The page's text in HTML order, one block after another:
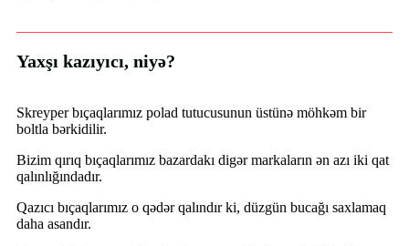
Yaxşı kazıyıcı, niyə?
Skreyper bıçaqlarımız polad tutucusunun üstünə möhkəm bir
boltla bərkidilir.
Bizim qırıq bıçaqlarımız bazardakı digər markaların ən azı iki qat
qalınlığındadır.
Qazıcı bıçaqlarımız o qədər qalındır ki, düzgün bucağı saxlamaq
daha asandır.